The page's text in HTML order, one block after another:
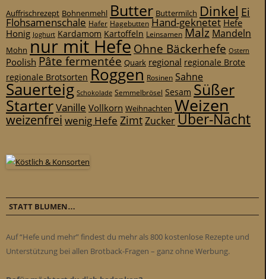
Auffrischrezept Bohnenmehl Butter Buttermilch Dinkel Ei
Flohsamenschale Hafer Hagebutten Hand-geknetet Hefe
Honig Joghurt Kardamom Kartoffeln Leinsamen Malz Mandeln
Mohn nur mit Hefe Ohne Bäckerhefe Ostern
Poolish Pâte fermentée Quark regional regionale Brote
regionale Brotsorten Roggen Rosinen Sahne
Sauerteig Schokolade Semmelbrösel Sesam Süßer
StarterVanille Vollkorn Weihnachten Weizen
weizenfrei wenig Hefe ZimtZuckerÜber-Nacht
STATT BLUMEN…
Auf “Hefe und mehr” findest du mehr als 800 kostenlose Rezepte und
Unterstützung bei allen Brotback-Fragen – ganz ohne Werbung.